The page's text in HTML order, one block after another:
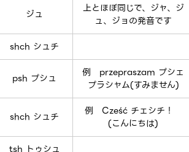
ジュ
上とほぼ同じで、ジャ、ジ
ュ、ジョの発音です
shch シュチ
psh プシュ
例 przepraszam プシェ
プラシャム(すみません)
shch シュチ
例 Cześć チェシチ！
(こんにちは)
tsh トゥシュ